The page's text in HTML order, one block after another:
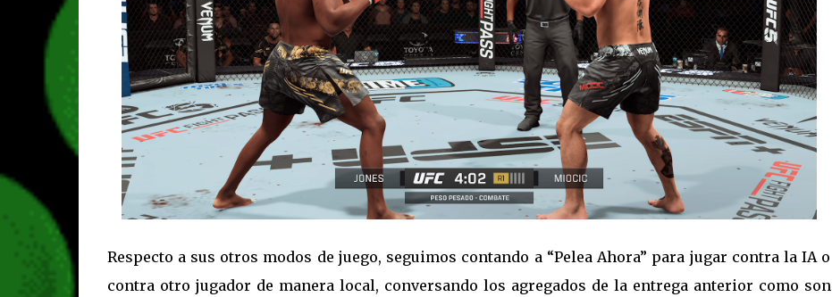
Respecto a sus otros modos de juego, seguimos contando a “Pelea Ahora” para jugar contra la IA o
contra otro jugador de manera local, conversando los agregados de la entrega anterior como son